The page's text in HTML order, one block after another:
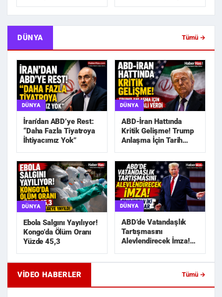
DÜNYA Tümü →
DÜNYA
İran’dan ABD’ye Rest:
“Daha Fazla Tiyatroya
İhtiyacımız Yok”
DÜNYA
ABD-İran Hattında
Kritik Gelişme! Trump
Anlaşma İçin Tarih
DÜNYA
Ebola Salgını Yayılıyor!
Kongo’da Ölüm Oranı
Yüzde 45,3
DÜNYA
ABD’de Vatandaşlık
Tartışmasını
Alevlendirecek İmza!
Karar
VIDEO HABERLER
Tümü →
Geride Bıraktığı Mektup Tefecilik
Samsun'da Lise